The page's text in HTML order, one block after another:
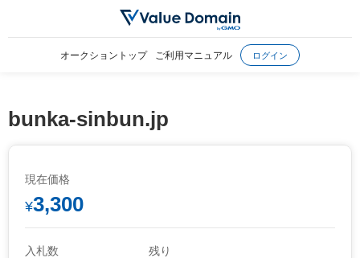
オークショントップ ご利用マニュアル ログイン
bunka-sinbun.jp
現在価格
¥3,300
入札数
残り